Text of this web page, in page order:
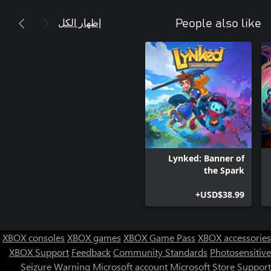
People also like إظهار الكل
Lynked: Banner of
the Spark
USD$38.99+
XBOX consoles XBOX games XBOX Game Pass XBOX accessories
XBOX Support FeedbackCommunity Standards Photosensitive
Seizure Warning Microsoft account Microsoft Store Support